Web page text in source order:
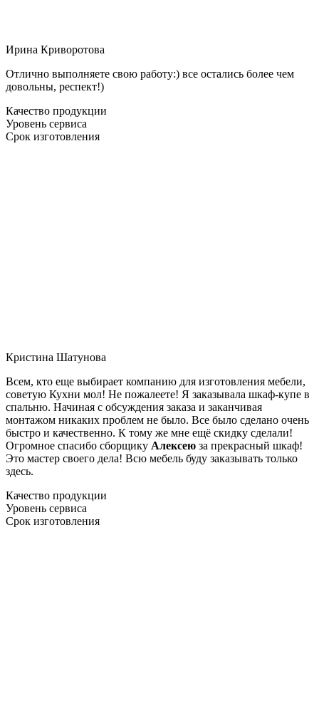
Ирина Криворотова
Отлично выполняете свою работу:) все остались более чем
довольны, респект!)
Качество продукции
Уровень сервиса
Срок изготовления
Кристина Шатунова
Всем, кто еще выбирает компанию для изготовления мебели,
советую Кухни мол! Не пожалеете! Я заказывала шкаф-купе в
спальню. Начиная с обсуждения заказа и заканчивая
монтажом никаких проблем не было. Все было сделано очень
быстро и качественно. К тому же мне ещё скидку сделали!
Огромное спасибо сборщику Алексею за прекрасный шкаф!
Это мастер своего дела! Всю мебель буду заказывать только
здесь.
Качество продукции
Уровень сервиса
Срок изготовления